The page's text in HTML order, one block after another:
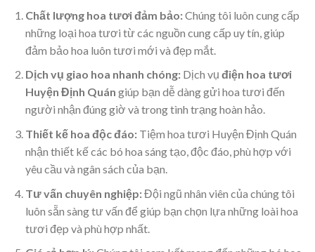
Chất lượng hoa tươi đảm bảo:Chúng tôi luôn cung cấp
những loại hoa tươi từ các nguồn cung cấp uy tín, giúp
đảm bảo hoa luôn tươi mới và đẹp mắt.
Dịch vụ giao hoa nhanh chóng:Dịch vụ điện hoa tươi
Huyện Định Quán giúp bạn dễ dàng gửi hoa tươi đến
người nhận đúng giờ và trong tình trạng hoàn hảo.
Thiết kế hoa độc đáo:Tiệm hoa tươi Huyện Định Quán
nhận thiết kế các bó hoa sáng tạo, độc đáo, phù hợp với
yêu cầu và ngân sách của bạn.
Tư vấn chuyên nghiệp:Đội ngũ nhân viên của chúng tôi
luôn sẵn sàng tư vấn để giúp bạn chọn lựa những loài hoa
tươi đẹp và phù hợp nhất.